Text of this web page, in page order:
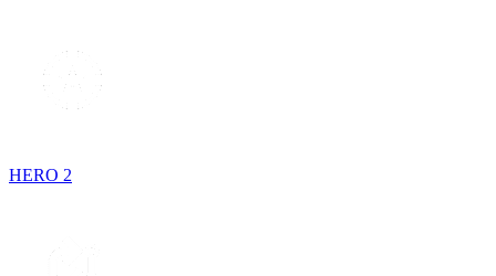
HERO 2